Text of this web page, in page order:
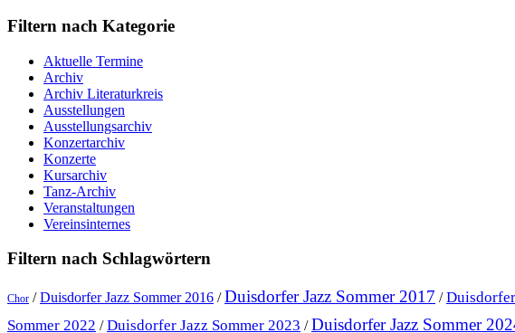
Filtern nach Kategorie
Aktuelle Termine
Archiv
Archiv Literaturkreis
Ausstellungen
Ausstellungsarchiv
Konzertarchiv
Konzerte
Kursarchiv
Tanz-Archiv
Veranstaltungen
Vereinsinternes
Filtern nach Schlagwörtern
Chor /Duisdorfer Jazz Sommer 2016 /Duisdorfer Jazz Sommer 2017 /
Sommer 2022 /Duisdorfer Jazz Sommer 2023 /Duisdorfer Jazz Sommer